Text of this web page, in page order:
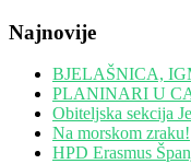
Najnovije
BJELAŠNICA,
PLANINARI U
Obiteljska sekcija
Na morskom zraku!
HPD Erasmus